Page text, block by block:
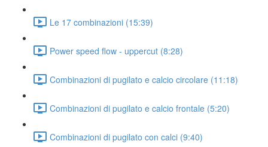
Le 17 combinazioni (15:39)
Power speed flow - uppercut (8:28)
Combinazioni di pugilato e calcio circolare (11:18)
Combinazioni di pugilato e calcio frontale (5:20)
Combinazioni di pugilato con calci (9:40)